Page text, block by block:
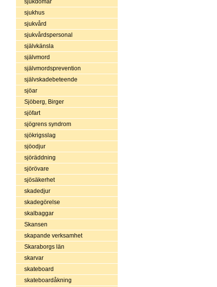
sjukdomar
sjukhus
sjukvård
sjukvårdspersonal
självkänsla
självmord
självmordsprevention
självskadebeteende
sjöar
Sjöberg, Birger
sjöfart
sjögrens syndrom
sjökrigsslag
sjöodjur
sjöräddning
sjörövare
sjösäkerhet
skadedjur
skadegörelse
skalbaggar
Skansen
skapande verksamhet
Skaraborgs län
skarvar
skateboard
skateboardåkning